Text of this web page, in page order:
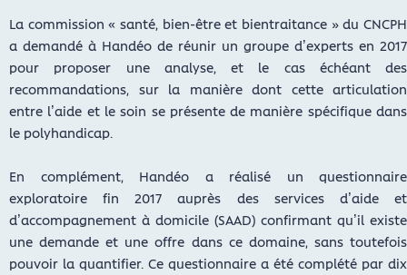
La commission « santé, bien-être et bientraitance » du CNCPH
a demandé à Handéo de réunir un groupe d’experts en 2017
pour proposer une analyse, et le cas échéant des
recommandations, sur la manière dont cette articulation
entre l’aide et le soin se présente de manière spécifique dans
le polyhandicap.
En complément, Handéo a réalisé un questionnaire
exploratoire fin 2017 auprès des services d’aide et
d’accompagnement à domicile (SAAD) confirmant qu’il existe
une demande et une offre dans ce domaine, sans toutefois
pouvoir la quantifier. Ce questionnaire a été complété par dix